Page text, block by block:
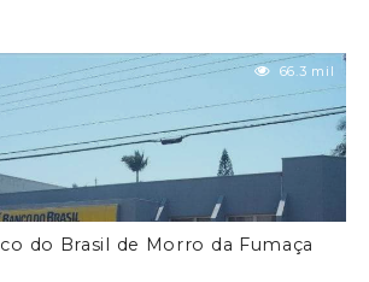
66.3 mil
do Brasil de Morro da Fumaça